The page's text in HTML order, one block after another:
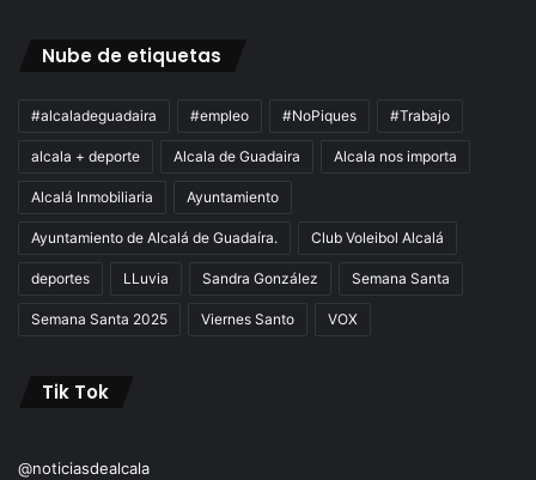
Nube de etiquetas
#alcaladeguadaira #empleo #NoPiques #Trabajo
alcala + deporte Alcala de Guadaira Alcala nos importa
Alcalá Inmobiliaria Ayuntamiento
Ayuntamiento de Alcalá de Guadaíra. Club Voleibol Alcalá
deportes LLuvia Sandra González Semana Santa
Semana Santa 2025 Viernes Santo VOX
Tik Tok
@noticiasdealcala